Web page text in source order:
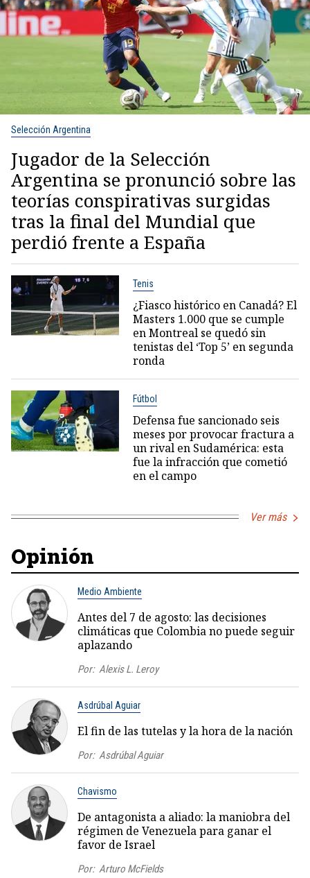
Selección Argentina
Jugador de la Selección
Argentina se pronunció sobre las
teorías conspirativas surgidas
tras la final del Mundial que
perdió frente a España
Tenis
¿Fiasco histórico en Canadá? El
Masters 1.000 que se cumple
en Montreal se quedó sin
tenistas del ‘Top 5’ en segunda
ronda
Fútbol
Defensa fue sancionado seis
meses por provocar fractura a
un rival en Sudamérica: esta
fue la infracción que cometió
en el campo
Ver más
Opinión
Medio Ambiente
Antes del 7 de agosto: las decisiones
climáticas que Colombia no puede seguir
aplazando
Por: Alexis L. Leroy
Asdrúbal Aguiar
El fin de las tutelas y la hora de la nación
Por: Asdrúbal Aguiar
Chavismo
De antagonista a aliado: la maniobra del
régimen de Venezuela para ganar el
favor de Israel
Por: Arturo McFields